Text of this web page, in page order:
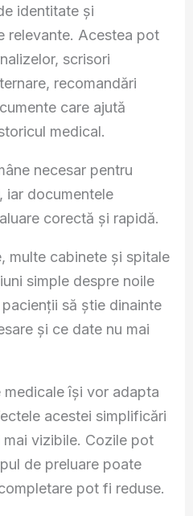
identitate și
relevante. Acestea pot
scrisori
recomandări
care ajută
medical.
necesar pentru
iar documentele
corectă și rapidă.
multe cabinete și spitale
simple despre noile
să știe dinainte
și ce date nu mai
medicale își vor adapta
acestei simplificări
vizibile. Cozile pot
de preluare poate
pot fi reduse.